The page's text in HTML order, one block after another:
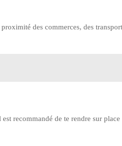
des commerces, des
recommandé de te rendre sur